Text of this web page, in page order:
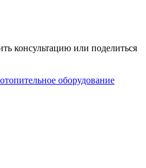
консультацию или поделиться
оборудование